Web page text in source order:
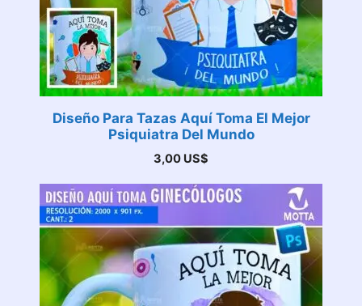
Diseño Para Tazas Aquí Toma El Mejor
Psiquiatra Del Mundo
3,00 US$